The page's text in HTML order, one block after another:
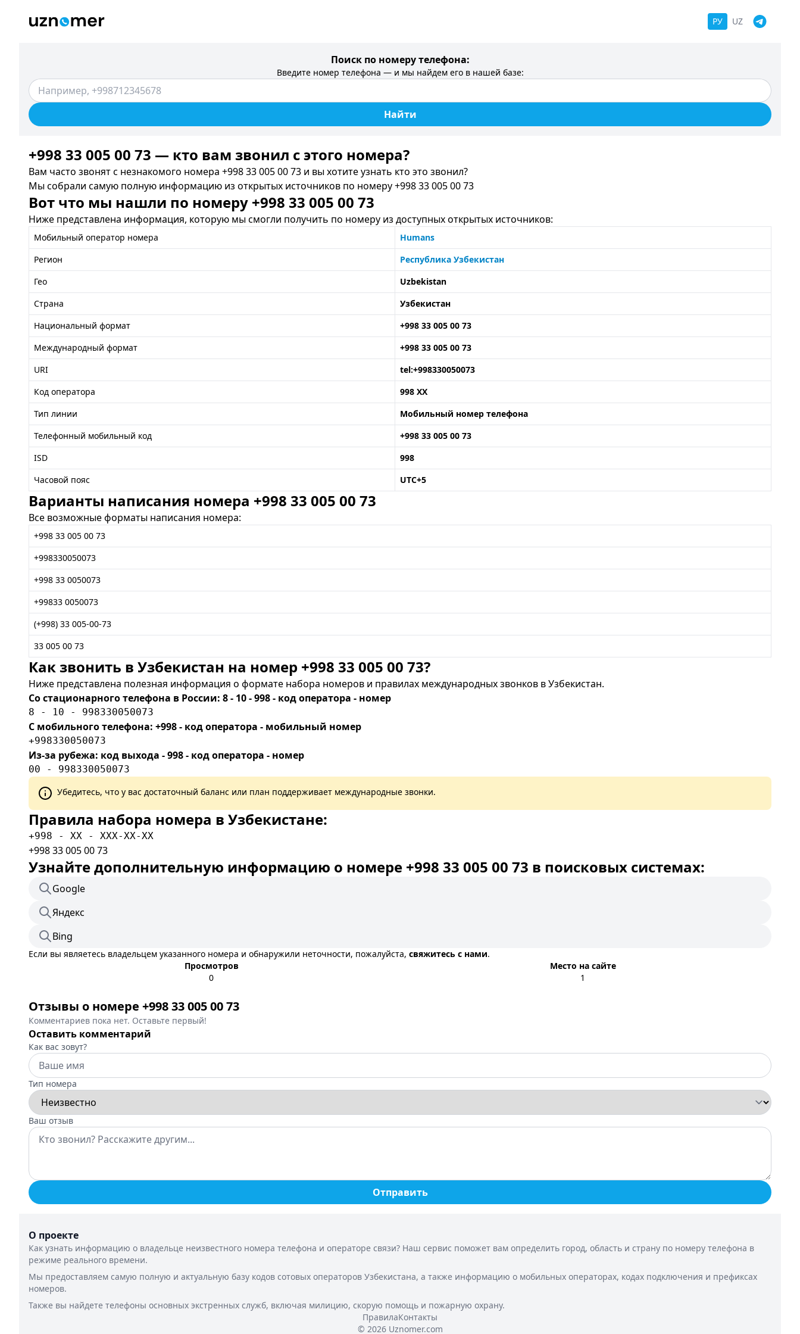
РУ UZ
Поиск по номеру телефона:
Введите номер телефона — и мы найдем его в нашей базе:
Найти
+998 33 005 00 73 — кто вам звонил c этого номера?
Вам часто звонят с незнакомого номера +998 33 005 00 73 и вы хотите узнать кто это звонил?
Мы собрали самую полную информацию из открытых источников по номеру +998 33 005 00 73
Вот что мы нашли по номеру +998 33 005 00 73
Ниже представлена информация, которую мы смогли получить по номеру из доступных открытых источников:
Мобильный оператор номера
Humans
Регион
Республика Узбекистан
Гео
Uzbekistan
Страна
Узбекистан
Национальный формат
+998 33 005 00 73
Международный формат
+998 33 005 00 73
URI
tel:+998330050073
Код оператора
998 XX
Тип линии
Мобильный номер телефона
Телефонный мобильный код
+998 33 005 00 73
ISD
998
Часовой пояс
UTC+5
Варианты написания номера +998 33 005 00 73
Все возможные форматы написания номера:
+998 33 005 00 73
+998330050073
+998 33 0050073
+99833 0050073
(+998) 33 005-00-73
33 005 00 73
Как звонить в Узбекистан на номер +998 33 005 00 73?
Ниже представлена полезная информация о формате набора номеров и правилах международных звонков в Узбекистан.
Со стационарного телефона в России: 8 - 10 - 998 - код оператора - номер
8 - 10 - 998330050073
С мобильного телефона: +998 - код оператора - мобильный номер
+998330050073
Из-за рубежа: код выхода - 998 - код оператора - номер
00 - 998330050073
Убедитесь, что у вас достаточный баланс или план поддерживает международные звонки.
Правила набора номера в Узбекистане:
+998 - XX - XXX-XX-XX
+998 33 005 00 73
Узнайте дополнительную информацию о номере +998 33 005 00 73 в поисковых системах:
Google
Яндекс
Bing
Если вы являетесь владельцем указанного номера и обнаружили неточности, пожалуйста, свяжитесь с нами.
Просмотров
0
Место на сайте
1
Отзывы о номере +998 33 005 00 73
Комментариев пока нет. Оставьте первый!
Оставить комментарий
Как вас зовут?
Тип номера
Ваш отзыв
Отправить
О проекте
Как узнать информацию о владельце неизвестного номера телефона и операторе связи? Наш сервис поможет вам определить город, область и страну по номеру телефона в
режиме реального времени.
Мы предоставляем самую полную и актуальную базу кодов сотовых операторов Узбекистана, а также информацию о мобильных операторах, кодах подключения и префиксах
номеров.
Также вы найдете телефоны основных экстренных служб, включая милицию, скорую помощь и пожарную охрану.
ПравилаКонтакты
© 2026 Uznomer.com